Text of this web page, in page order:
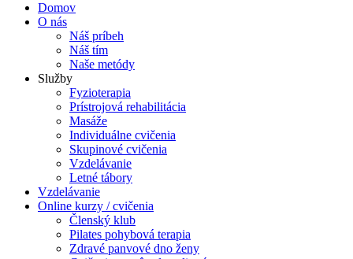
Domov
O nás
Náš príbeh
Náš tím
Naše metódy
Služby
Fyzioterapia
Prístrojová rehabilitácia
Masáže
Individuálne cvičenia
Skupinové cvičenia
Vzdelávanie
Letné tábory
Vzdelávanie
Online kurzy / cvičenia
Členský klub
Pilates pohybová terapia
Zdravé panvové dno ženy